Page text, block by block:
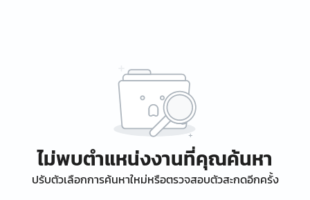
ไม่พบตำแหน่งงานที่คุณค้นหา
ปรับตัวเลือกการค้นหาใหม่หรือตรวจสอบตัวสะกดอีกครั้ง